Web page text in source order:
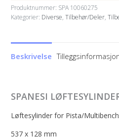
Produktnummer: SPA 10060275
Kategorier: Diverse,Tilbehør/Deler,
Beskrivelse
SPANESI
Løftesylinder for Pista/
537 x 128 mm